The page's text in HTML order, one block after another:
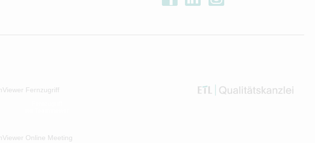
Fernzugriff
Online Meeting